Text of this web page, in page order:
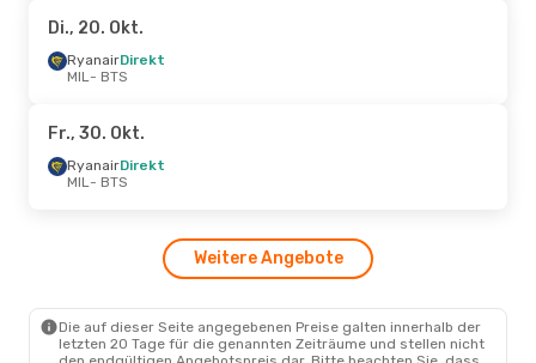
RyanairDirekt
BTS- MIL
RyanairDirekt
MIL- BTS
RyanairDirekt
BTS
- MIL
Di., 20. Okt.
RyanairDirekt
MIL- BTS
Fr., 30. Okt.
RyanairDirekt
MIL- BTS
Weitere Angebote
Die auf dieser Seite angegebenen Preise galten innerhalb der
letzten 20 Tage für die genannten Zeiträume und stellen nicht